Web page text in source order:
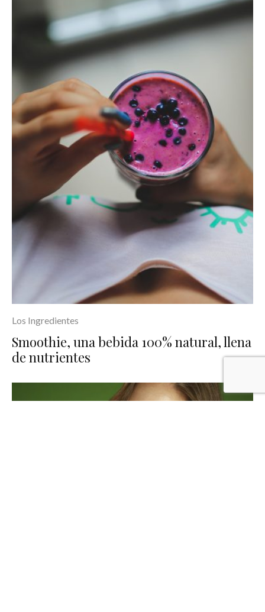
Los Ingredientes
Smoothie, una bebida 100% natural, llena
de nutrientes